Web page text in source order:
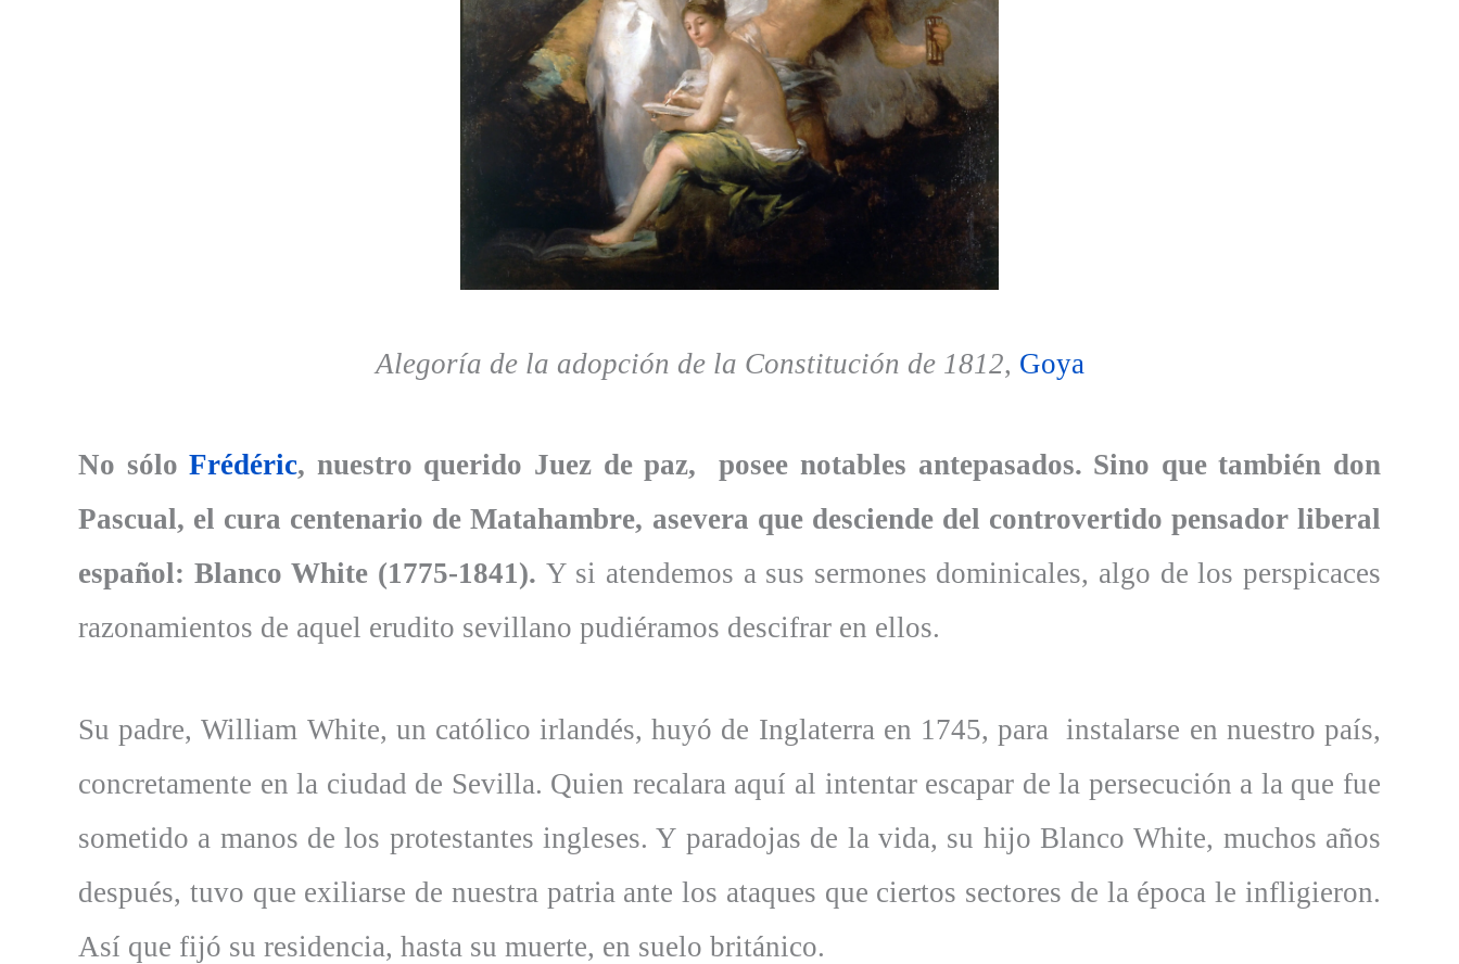
Alegoría de la adopción de la Constitución de 1812, Goya
No sóloFrédéric, nuestro querido Juez de paz, posee notables antepasados. Sino que también don
Pascual, el cura centenario de Matahambre, asevera que desciende del controvertido pensador liberal
español: Blanco White (1775-1841). Y si atendemos a sus sermones dominicales, algo de los perspicaces
razonamientos de aquel erudito sevillano pudiéramos descifrar en ellos.
Su padre, William White, un católico irlandés, huyó de Inglaterra en 1745, para instalarse en nuestro país,
concretamente en la ciudad de Sevilla. Quien recalara aquí al intentar escapar de la persecución a la que fue
sometido a manos de los protestantes ingleses. Y paradojas de la vida, su hijo Blanco White, muchos años
después, tuvo que exiliarse de nuestra patria ante los ataques que ciertos sectores de la época le infligieron.
Así que fijó su residencia, hasta su muerte, en suelo británico.